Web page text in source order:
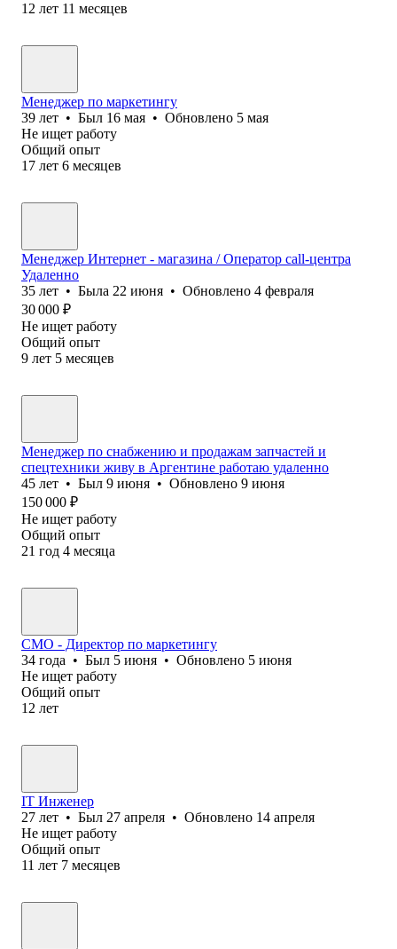
12 лет 11 месяцев
Менеджер по маркетингу
39 лет • Был 16 мая • Обновлено 5 мая
Не ищет работу
Общий опыт
17 лет 6 месяцев
Менеджер Интернет - магазина / Оператор call-центра
Удаленно
35 лет • Была 22 июня • Обновлено 4 февраля
30 000 ₽
Не ищет работу
Общий опыт
9 лет 5 месяцев
Менеджер по снабжению и продажам запчастей и
спецтехники живу в Аргентине работаю удаленно
45 лет • Был 9 июня • Обновлено 9 июня
150 000 ₽
Не ищет работу
Общий опыт
21 год 4 месяца
CMO - Директор по маркетингу
34 года • Был 5 июня • Обновлено 5 июня
Не ищет работу
Общий опыт
12 лет
IT Инженер
27 лет • Был 27 апреля • Обновлено 14 апреля
Не ищет работу
Общий опыт
11 лет 7 месяцев